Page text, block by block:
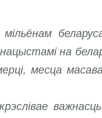
нацыстамі на
месца
важнасць